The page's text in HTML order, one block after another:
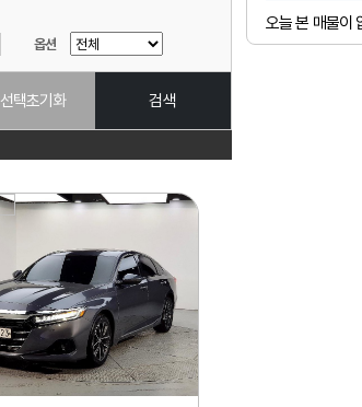
오늘 본 매물이
옵션
선택초기화 검색